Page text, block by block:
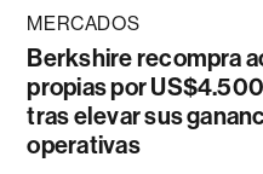
MERCADOS
Berkshire recompra
propias por
tras elevar sus
operativas